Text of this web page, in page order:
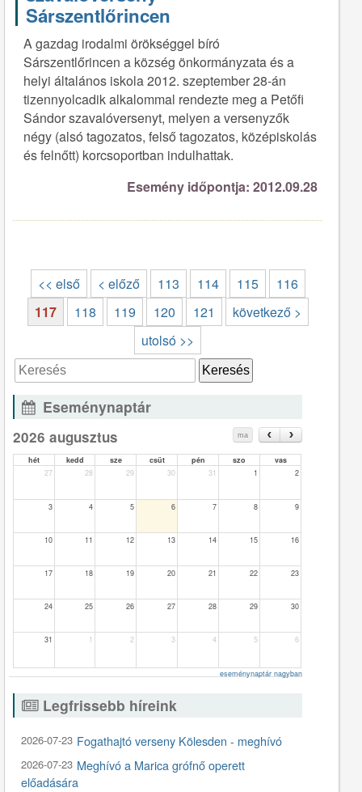
Sárszentlőrincen
A gazdag irodalmi örökséggel bíró
Sárszentlőrincen a község önkormányzata és a
helyi általános iskola 2012. szeptember 28-án
tizennyolcadik alkalommal rendezte meg a Petőfi
Sándor szavalóversenyt, melyen a versenyzők
négy (alsó tagozatos, felső tagozatos, középiskolás
és felnőtt) korcsoportban indulhattak.
Esemény időpontja: 2012.09.28
<< első < előző 113 114 115
116
117
118 119 120 121
következő >
utolsó >>
Eseménynaptár
2026 augusztus ma
hét kedd sze csüt pén szo
vas
27
28 29 30 31 1 2
3 4 5 6 7 8 9
10 11 12 13 14 15 16
17 18 19 20 21 22 23
24 25 26 27 28 29 30
31 1 2 3 4 5 6
eseménynaptár nagyban
Legfrissebb híreink
2026-07-23 Fogathajtó verseny Kölesden - meghívó
2026-07-23 Meghívó a Marica grófnő operett
előadására